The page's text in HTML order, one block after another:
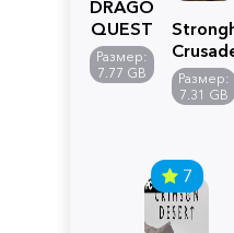
DRAGON
QUEST
VII
Reimagined
Размер:
7.77 GB
Edition
Размер:
7.31 GB
7